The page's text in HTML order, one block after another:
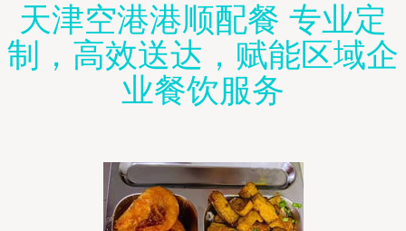
天津空港港顺配餐 专业定
制，高效送达，赋能区域企
业餐饮服务